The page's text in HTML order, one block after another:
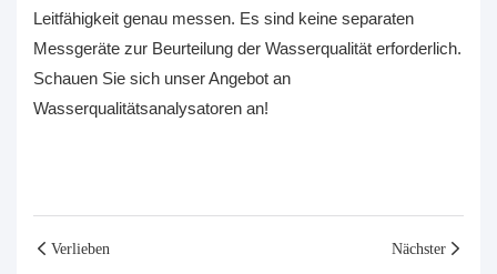
Leitfähigkeit genau messen. Es sind keine separaten
Messgeräte zur Beurteilung der Wasserqualität erforderlich.
Schauen Sie sich unser Angebot an
Wasserqualitätsanalysatoren an!
Verlieben Nächster